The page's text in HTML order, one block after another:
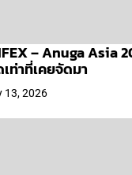
– Anuga Asia
ท่าที่เคยจัดมา
13, 2026